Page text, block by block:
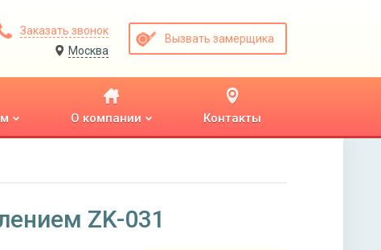
Заказать звонок
Москва
Вызвать замерщика
О компании Контакты
ZK-031